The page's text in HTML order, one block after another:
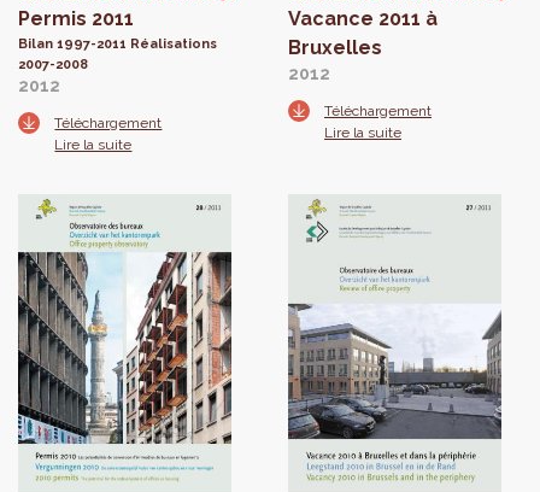
Permis 2011
Bilan 1997-2011 Réalisations
2007-2008
2012
Téléchargement
Lire la suite
Vacance 2011 à
Bruxelles
2012
Téléchargement
Lire la suite